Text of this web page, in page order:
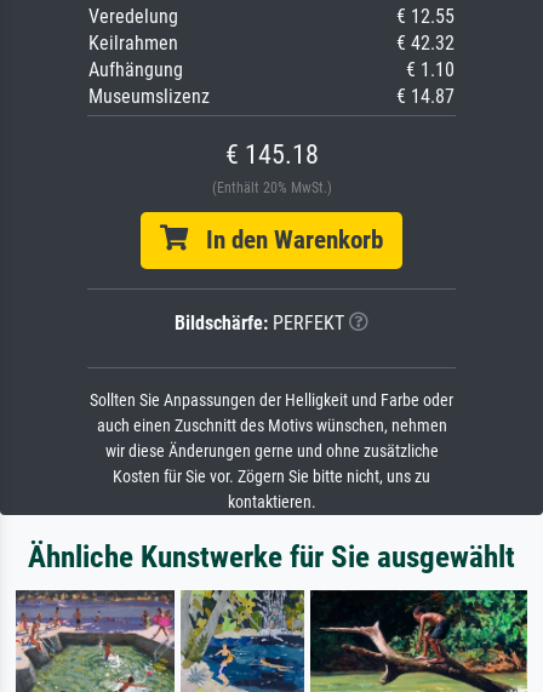
Veredelung
€ 12.55
Keilrahmen
€ 42.32
Aufhängung
€ 1.10
Museumslizenz
€ 14.87
€ 145.18
(Enthält 20% MwSt.)
In den Warenkorb
Bildschärfe: PERFEKT
Sollten Sie Anpassungen der Helligkeit und Farbe oder
auch einen Zuschnitt des Motivs wünschen, nehmen
wir diese Änderungen gerne und ohne zusätzliche
Kosten für Sie vor. Zögern Sie bitte nicht, uns zu
kontaktieren.
Ähnliche Kunstwerke für Sie ausgewählt